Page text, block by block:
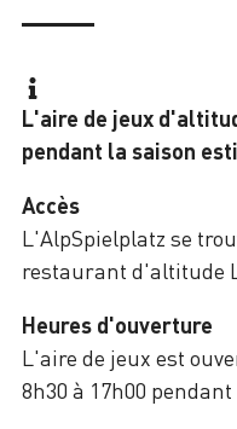
L'aire de jeux
pendant la saison
Accès
L'AlpSpielplatz se
restaurant d'altitude
Heures d'ouverture
L'aire de jeux est
8h30 à 17h00